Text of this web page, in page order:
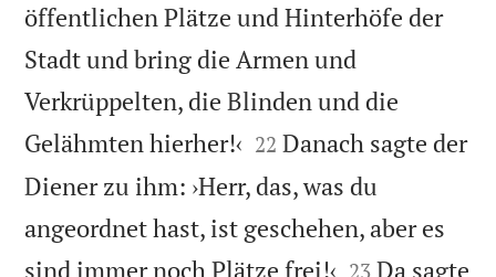
öffentlichen Plätze und Hinterhöfe der
Stadt und bring die Armen und
Verkrüppelten, die Blinden und die
Gelähmten hierher!‹ 

22 Danach sagte der
Diener zu ihm: ›Herr, das, was du
angeordnet hast, ist geschehen, aber es
sind immer noch Plätze frei!‹ 

23 Da sagte